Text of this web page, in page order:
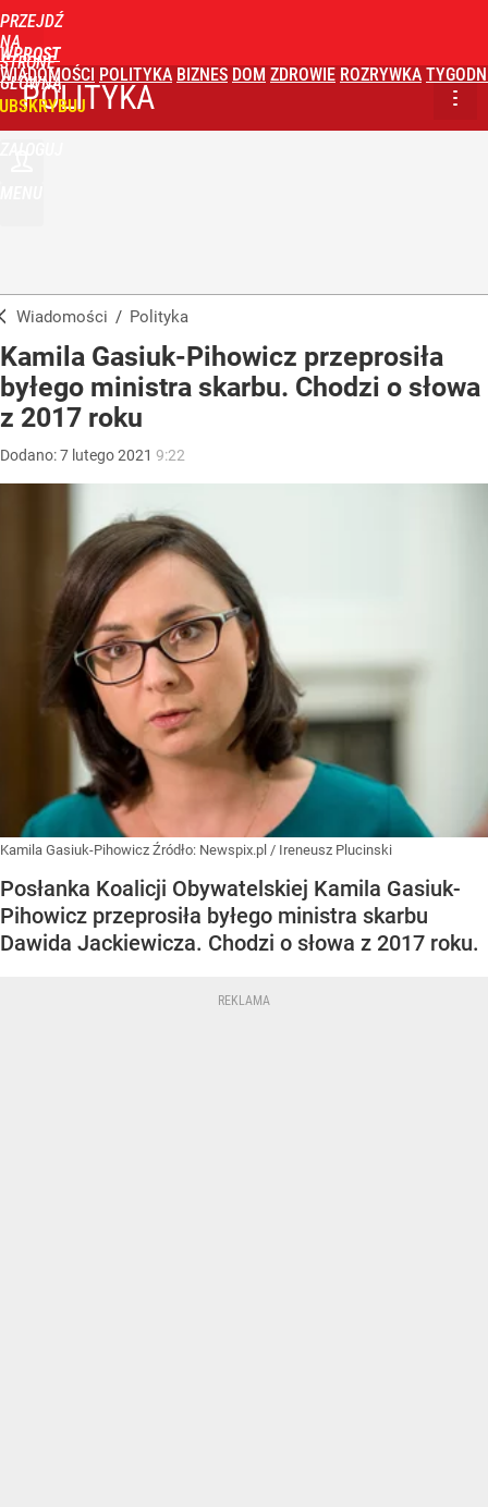
PRZEJDŹ
NA
STRONĘ
GŁÓWNĄ
WPROST
WIADOMOŚCI POLITYKA BIZNES DOM ZDROWIE ROZRYWKA
POLITYKA
Wiadomości / Polityka
Kamila Gasiuk-Pihowicz przeprosiła
byłego ministra skarbu. Chodzi o słowa
z 2017 roku
Dodano:7 lutego2021 9:22
Kamila Gasiuk-Pihowicz Źródło: Newspix.pl / Ireneusz Plucinski
Posłanka Koalicji Obywatelskiej Kamila Gasiuk-
Pihowicz przeprosiła byłego ministra skarbu
Dawida Jackiewicza. Chodzi o słowa z 2017 roku.